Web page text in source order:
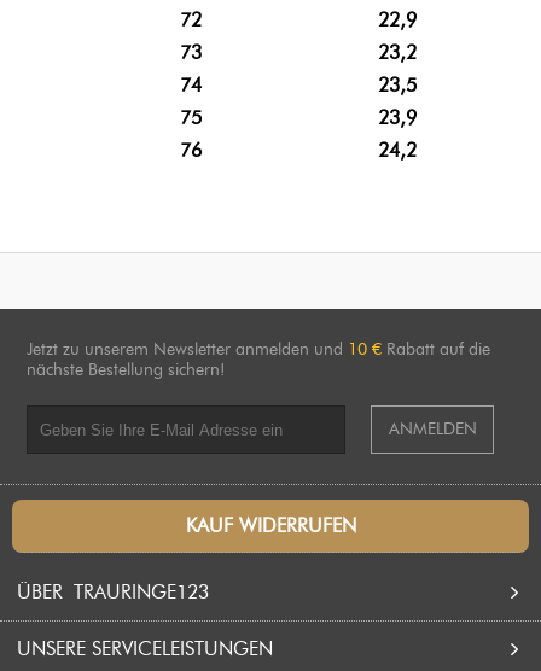
72
22,9
73
23,2
74
23,5
75
23,9
76
24,2
Jetzt zu unserem Newsletter anmelden und 10 € Rabatt auf die
nächste Bestellung sichern!
ANMELDEN
KAUF WIDERRUFEN
ÜBER TRAURINGE123
WER SIND WIR?
UNSERE SERVICELEISTUNGEN